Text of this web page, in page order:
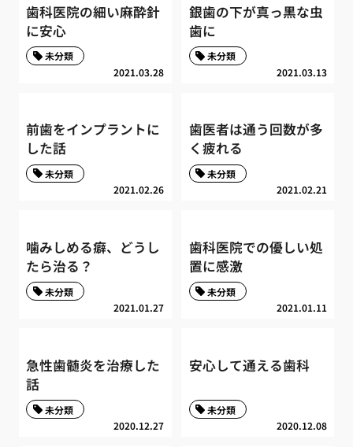
歯科医院の細い麻酔針
に安心
2021.03.28
未分類
銀歯の下が真っ黒な虫
歯に
2021.03.13
未分類
前歯をインプラントに
した話
2021.02.26
未分類
歯医者は通う回数が多
く疲れる
2021.02.21
未分類
噛みしめる癖、どうし
たら治る？
2021.01.27
未分類
歯科医院での優しい処
置に感激
2021.01.11
未分類
急性歯髄炎を治療した
話
2020.12.27
未分類
安心して通える歯科
2020.12.08
未分類